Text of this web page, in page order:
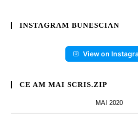
INSTAGRAM BUNESCIAN
View on
CE AM MAI SCRIS.ZIP
MAI 2020